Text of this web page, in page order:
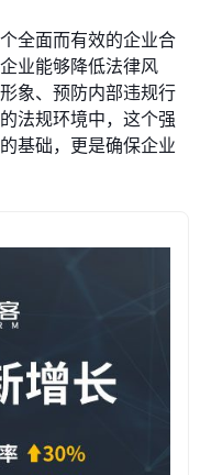
全面而有效的企业合
业能够降低法律风
象、预防内部违规行
法规环境中，这个强
基础，更是确保企业